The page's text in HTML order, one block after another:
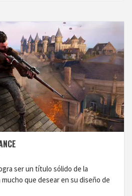
ser un título sólido de la
que desear en su diseño de